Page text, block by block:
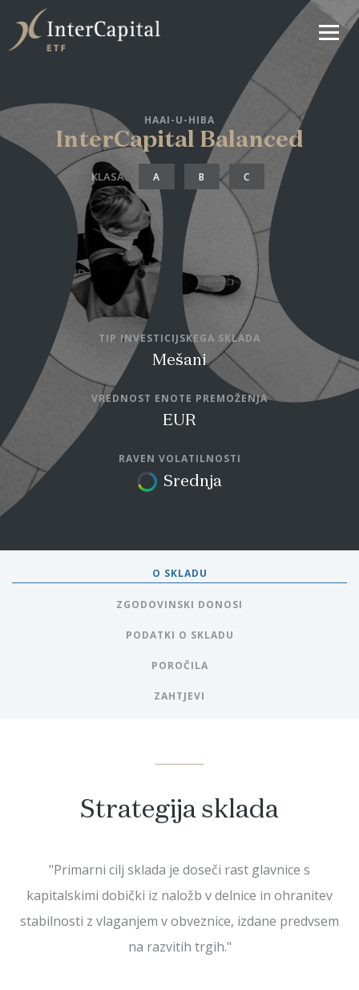
HAAI-U-HIBA
InterCapital Balanced
KLASA A B C
TIP INVESTICIJSKEGA SKLADA
Mešani
VREDNOST ENOTE PREMOŽENJA
EUR
RAVEN VOLATILNOSTI
Srednja
O SKLADU
ZGODOVINSKI DONOSI
PODATKI O SKLADU
POROČILA
ZAHTJEVI
Strategija sklada
"Primarni cilj sklada je doseči rast glavnice s
kapitalskimi dobički iz naložb v delnice in ohranitev
stabilnosti z vlaganjem v obveznice, izdane predvsem
na razvitih trgih."